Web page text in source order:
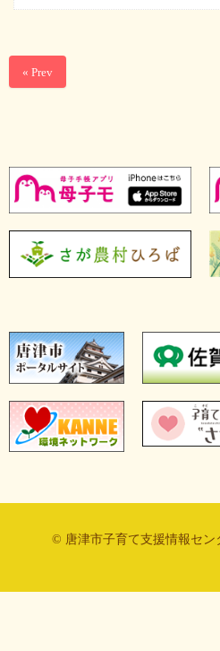
« Prev
© 唐津市子育て支援情報セン